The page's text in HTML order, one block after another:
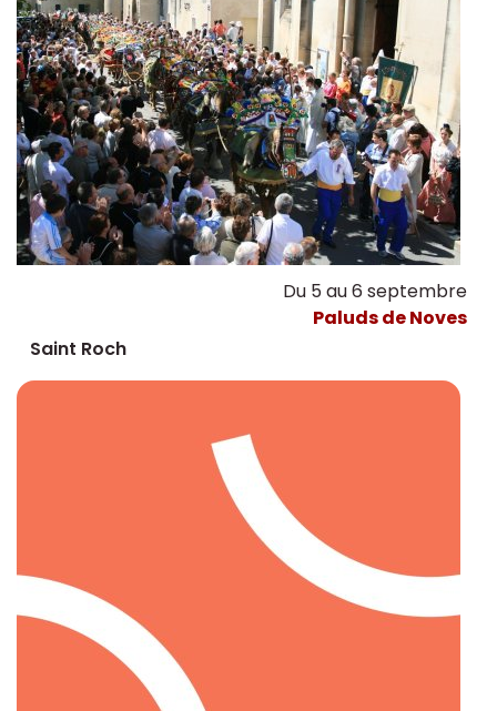
Du 5 au 6 septembre
Paluds de Noves
Saint Roch